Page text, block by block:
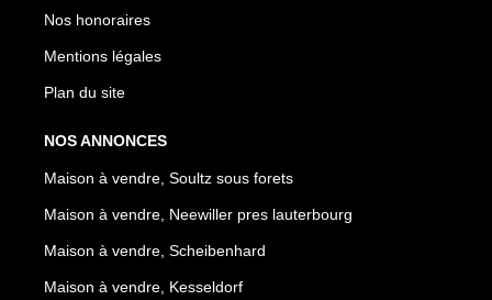
Nos honoraires
Mentions légales
Plan du site
NOS ANNONCES
Maison à vendre, Soultz sous forets
Maison à vendre, Neewiller pres lauterbourg
Maison à vendre, Scheibenhard
Maison à vendre, Kesseldorf